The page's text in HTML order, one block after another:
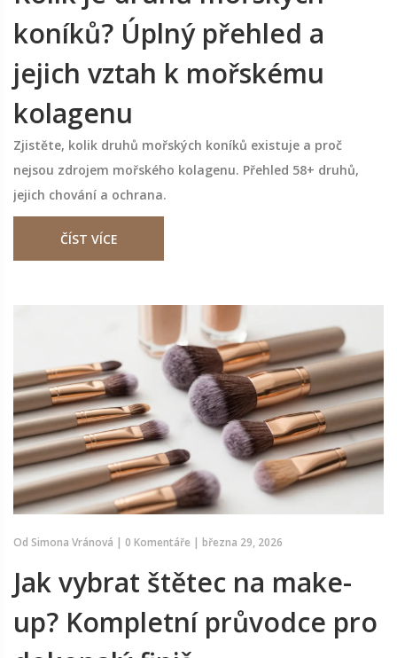
koníků? Úplný přehled a
jejich vztah k mořskému
kolagenu
Zjistěte, kolik druhů mořských koníků existuje a proč
nejsou zdrojem mořského kolagenu. Přehled 58+ druhů,
jejich chování a ochrana.
ČÍST VÍCE
Od Simona Vránová | 0 Komentáře | března 29, 2026
Jak vybrat štětec na make-
up? Kompletní průvodce pro